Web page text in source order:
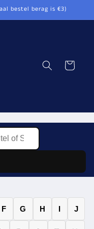
bestel berag is €3)
Winkelwagen
F G H I J